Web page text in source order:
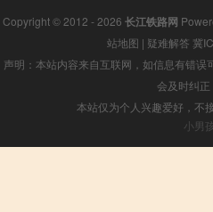
Copyright © 2012 - 2026 长江铁路网
站地图 | 疑难解答 冀
声明：本站内容来自互联网，如信息有错
会及时纠
本站仅为个人兴趣爱好，不
小男孩